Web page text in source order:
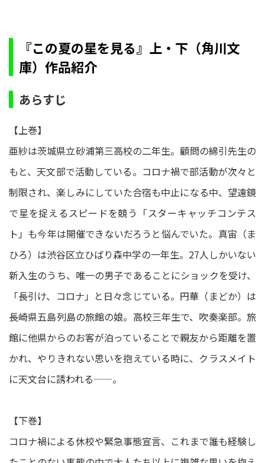
『この夏の星を見る』上・下（角川文
庫）作品紹介
あらすじ
【上巻】
亜紗は茨城県立砂浦第三高校の二年生。顧問の綿引先生の
もと、天文部で活動している。コロナ禍で部活動が次々と
制限され、楽しみにしていた合宿も中止になる中、望遠鏡
で星を捉えるスピードを競う「スターキャッチコンテス
ト」も今年は開催できないだろうと悩んでいた。真宙（ま
ひろ）は渋谷区立ひばり森中学の一年生。27人しかいない
新入生のうち、唯一の男子であることにショックを受け、
「長引け、コロナ」と日々念じている。円華（まどか）は
長崎県五島列島の旅館の娘。高校三年生で、吹奏楽部。旅
館に他県からのお客が泊っていることで親友から距離を置
かれ、やりきれない思いを抱えている時に、クラスメイト
に天文台に誘われる——。
【下巻】
コロナ禍による休校や緊急事態宣言、これまで誰も経験し